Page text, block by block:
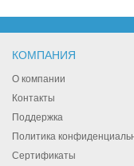
КОМПАНИЯ
О компании
Контакты
Поддержка
Политика
Сертификаты